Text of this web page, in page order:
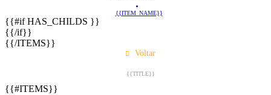
{{ITEM_NAME}}
{{#if HAS_CHILDS }}
{{/if}}
{{/ITEMS}}
Voltar
{{TITLE}}
{{#ITEMS}}